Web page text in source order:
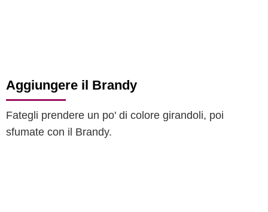
Aggiungere il Brandy
Fategli prendere un po' di colore girandoli, poi
sfumate con il Brandy.